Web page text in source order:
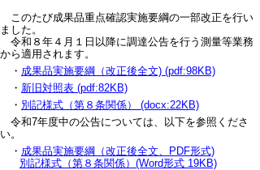
このたび成果品重点確認実施要綱の一部改正を行い
ました。
令和８年４月１日以降に調達公告を行う測量等業務
から適用されます。
・ 成果品実施要綱（改正後全文) (pdf:98KB)
・ 新旧対照表 (pdf:82KB)
・ 別記様式（第８条関係） (docx:22KB)
令和7年度中の公告については、以下を参照くださ
い。
・ 成果品実施要綱（改正後全文、PDF形式)
別記様式（第８条関係）(Word形式 19KB)